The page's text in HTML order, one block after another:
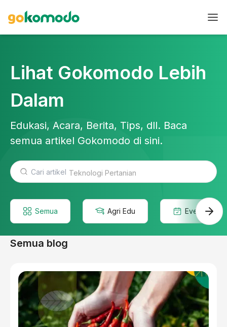
Lihat Gokomodo Lebih
Dalam
Edukasi, Acara, Berita, Tips, dll. Baca
semua artikel Gokomodo di sini.
Teknologi Pertanian
Semua Agri Edu Event
Semua blog